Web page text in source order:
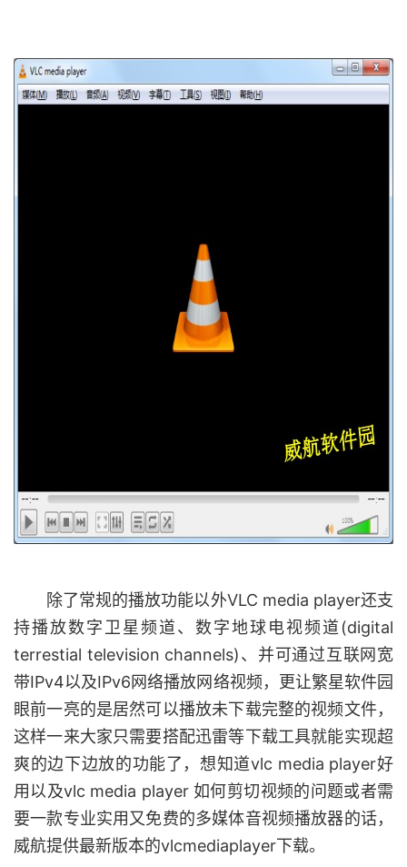
除了常规的播放功能以外VLC media player还支
持播放数字卫星频道、数字地球电视频道(digital
terrestial television channels)、并可通过互联网宽
带IPv4以及IPv6网络播放网络视频，更让繁星软件园
眼前一亮的是居然可以播放未下载完整的视频文件，
这样一来大家只需要搭配迅雷等下载工具就能实现超
爽的边下边放的功能了，想知道vlc media player好
用以及vlc media player 如何剪切视频的问题或者需
要一款专业实用又免费的多媒体音视频播放器的话，
威航提供最新版本的vlcmediaplayer下载。